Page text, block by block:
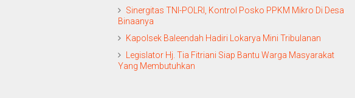
Sinergitas TNI-POLRI, Kontrol Posko PPKM Mikro Di Desa
Binaanya
Kapolsek Baleendah Hadiri Lokarya Mini Tribulanan
Legislator Hj. Tia Fitriani Siap Bantu Warga Masyarakat
Yang Membutuhkan